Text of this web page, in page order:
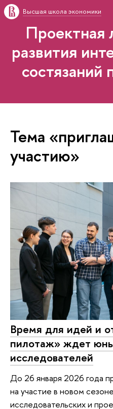
Высшая школа экономики
Проектная
развития
состязаний
Тема
участию»
Время для идей и
пилотаж» ждет
исследователей
До 26 января 2026 года
на участие в новом
исследовательских и